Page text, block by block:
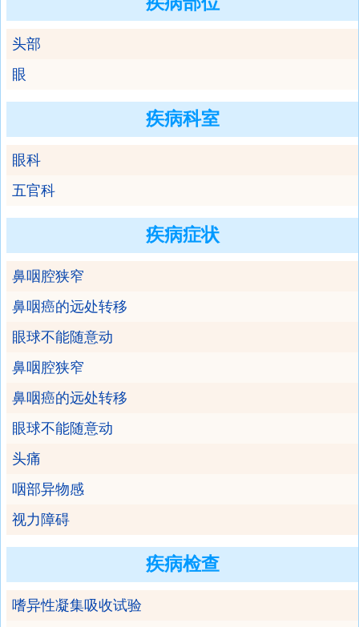
头部
眼
疾病科室
眼科
五官科
疾病症状
鼻咽腔狭窄
鼻咽癌的远处转移
眼球不能随意动
鼻咽腔狭窄
鼻咽癌的远处转移
眼球不能随意动
头痛
咽部异物感
视力障碍
疾病检查
嗜异性凝集吸收试验